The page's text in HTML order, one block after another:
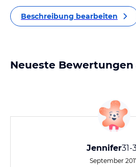
Beschreibung bearbeiten
Neueste Bewertungen
Jennifer31-
September